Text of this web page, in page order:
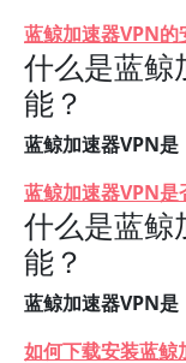
蓝鲸加速器VPN
什么是蓝鲸
能？
蓝鲸加速器VPN是
蓝鲸加速器VPN是
什么是蓝鲸
能？
蓝鲸加速器VPN是
如何下载安装蓝